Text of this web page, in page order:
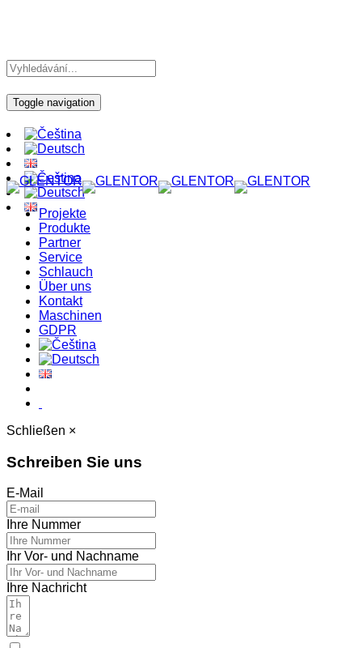
Toggle navigation
Projekte
Produkte
Partner
Service
Schlauch
Über uns
Kontakt
Maschinen
GDPR
Schließen ×
Schreiben Sie uns
E-Mail
Ihre Nummer
Ihr Vor- und Nachname
Ihre Nachricht